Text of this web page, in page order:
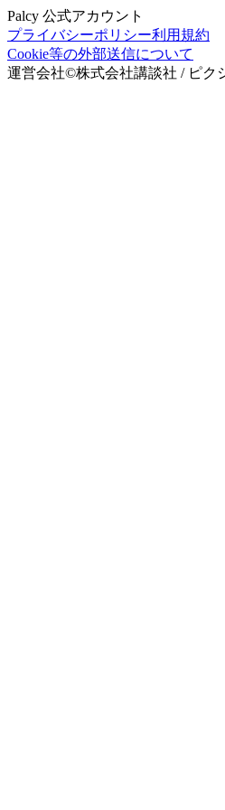
Palcy 公式アカウント
プライバシーポリシー利用規約
Cookie等の外部送信について
運営会社©株式会社講談社 / ピク